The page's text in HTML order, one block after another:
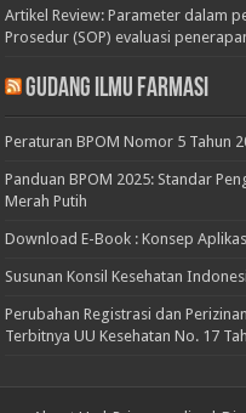
Artikel Review: Parameter dalam
Prosedur (SOP) evaluasi
Gudang Ilmu Farmasi
Peraturan BPOM Nomor 5 Tahun
Panduan BPOM 2025: Standar
Merah Putih
Download E-Book : Konsep
Susunan Konsil Kesehatan
Perubahan Registrasi dan
Terbitnya UU Kesehatan No. 17